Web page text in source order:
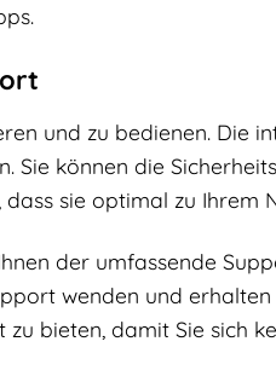
und zu bedienen. Die
Sie können die
sie optimal zu Ihrem
der umfassende
wenden und
bieten, damit Sie sich